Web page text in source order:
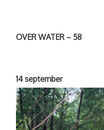
OVER WATER – 58
14 september